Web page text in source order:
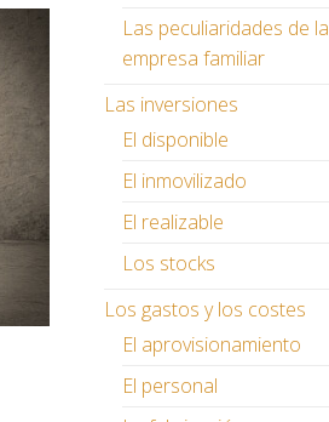
Las peculiaridades de la
empresa familiar
Las inversiones
El disponible
El inmovilizado
El realizable
Los stocks
Los gastos y los costes
El aprovisionamiento
El personal